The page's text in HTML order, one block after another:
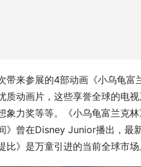
带来参展的4部动画《小乌龟富
质动画片，这些享誉全球的电
象力奖等等。《小乌龟富兰克
》曾在Disney Junior播出，最
比》是万童引进的当前全球市